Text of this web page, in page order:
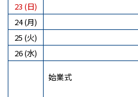
23 (日)
24 (月)
25 (火)
26 (水)
始業式